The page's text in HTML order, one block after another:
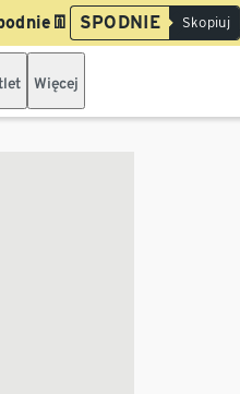
SPODNIE Skopiuj
Więcej